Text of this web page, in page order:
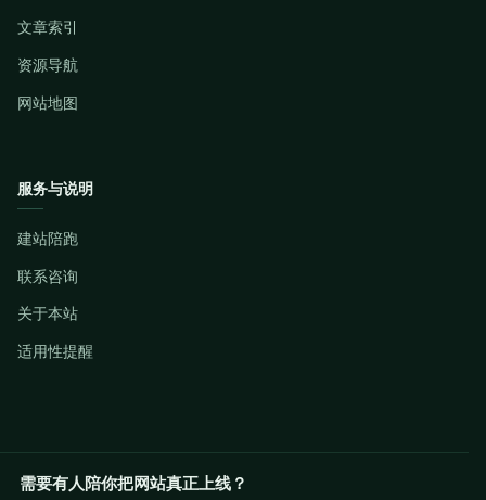
文章索引
资源导航
网站地图
服务与说明
建站陪跑
联系咨询
关于本站
适用性提醒
需要有人陪你把网站真正上线？